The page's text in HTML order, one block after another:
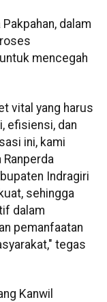
dalam
mencegah
vital yang harus
efisiensi, dan
ini, kami
Indragiri
sehingga
dalam
pemanfaatan
tegas
Kanwil